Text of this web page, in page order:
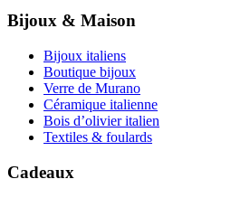
Bijoux & Maison
Bijoux italiens
Boutique bijoux
Verre de Murano
Céramique italienne
Bois d’olivier italien
Textiles & foulards
Cadeaux